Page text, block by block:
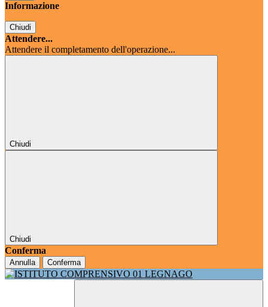
Informazione
Chiudi
Attendere...
Attendere il completamento dell'operazione...
Chiudi
Chiudi
Conferma
Annulla Conferma